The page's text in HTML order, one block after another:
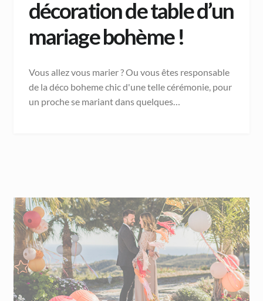
décoration de table d’un
mariage bohème !
Vous allez vous marier ? Ou vous êtes responsable
de la déco boheme chic d'une telle cérémonie, pour
un proche se mariant dans quelques…